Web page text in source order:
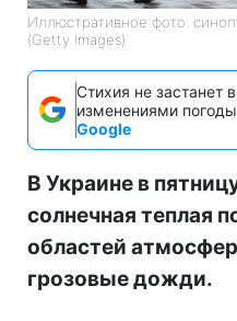
Иллюстративное фото:
(Getty Images)
Стихия не застанет
изменениями
Google
В Украине в
солнечная теплая
областей
грозовые дожди.